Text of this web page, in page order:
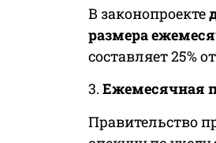
В законопроекте
размера
составляет 25%
3. Ежемесячная
Правительство